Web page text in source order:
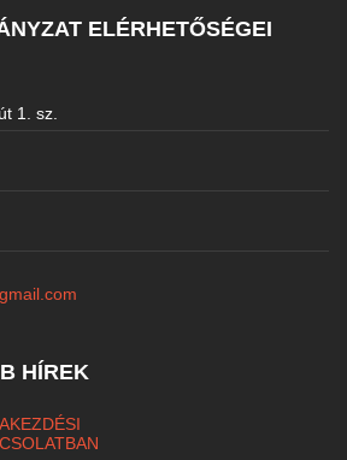
ELÉRHETŐSÉGEI
1. sz.
HÍREK